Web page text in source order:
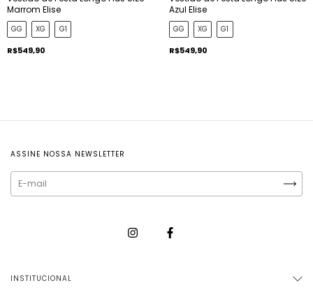
Marrom Elise
GG XG G1
R$549,90
Azul Elise
GG XG G1
R$549,90
ASSINE NOSSA NEWSLETTER
INSTITUCIONAL